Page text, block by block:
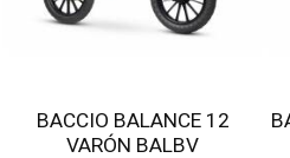
BACCIO BALANCE 12
VARÓN BALBV